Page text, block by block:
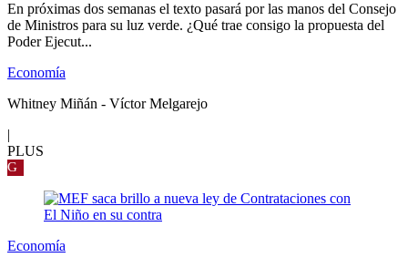
En próximas dos semanas el texto pasará por las manos del Consejo
de Ministros para su luz verde. ¿Qué trae consigo la propuesta del
Poder Ejecut...
Economía
Whitney Miñán - Víctor Melgarejo
|
PLUS
G
Economía